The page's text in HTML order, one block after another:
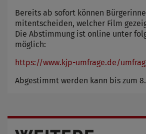
Bereits ab sofort können
mitentscheiden, welcher Film
Die Abstimmung ist online unter
möglich:
https://www.kjp-umfrage.de/
Abgestimmt werden kann bis zum